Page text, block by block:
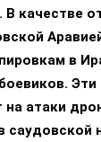
В качестве
в
на атаки
саудовской